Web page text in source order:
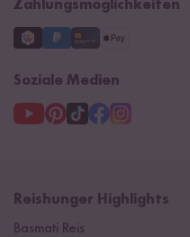
Zahlungsmöglichkeiten
Soziale Medien
Reishunger Highlights
Basmati Reis